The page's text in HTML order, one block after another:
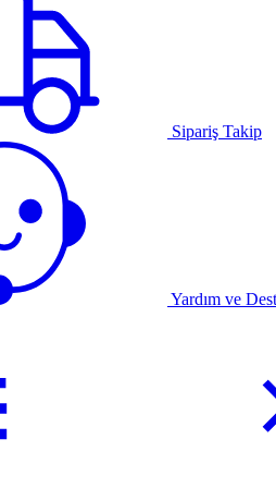
Sipariş Takip
Yardım ve